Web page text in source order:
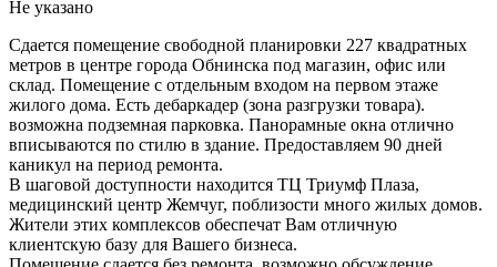
Не указано
Сдается помещение свободной планировки 227 квадратных
метров в центре города Обнинска под магазин, офис или
склад. Помещение с отдельным входом на первом этаже
жилого дома. Есть дебаркадер (зона разгрузки товара).
возможна подземная парковка. Панорамные окна отлично
вписываются по стилю в здание. Предоставляем 90 дней
каникул на период ремонта.
В шаговой доступности находится ТЦ Триумф Плаза,
медицинский центр Жемчуг, поблизости много жилых домов.
Жители этих комплексов обеспечат Вам отличную
клиентскую базу для Вашего бизнеса.